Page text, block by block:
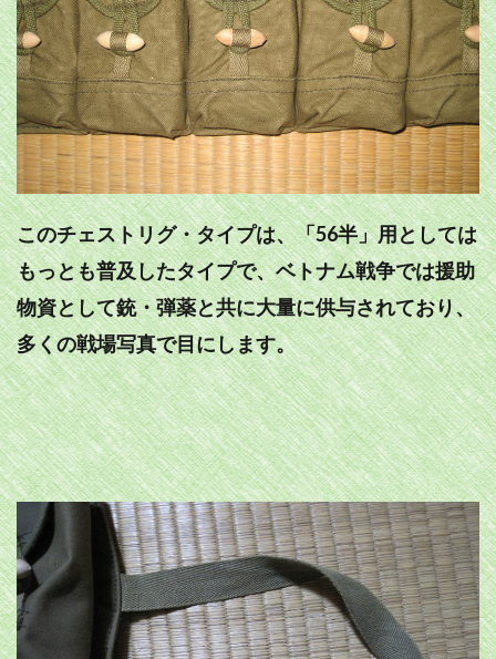
このチェストリグ・タイプは、「56半」用としては
もっとも普及したタイプで、ベトナム戦争では援助
物資として銃・弾薬と共に大量に供与されており、
多くの戦場写真で目にします。